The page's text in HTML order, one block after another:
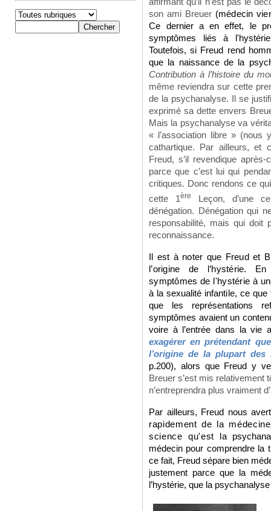
affirmant qu’il n’est pas le
son ami Breuer (médecin
Ce dernier a en effet, le
symptômes liés à
Toutefois, si Freud rend
que la naissance de la
Contribution à l’histoire du
même reviendra sur cette
de la psychanalyse. Il se
exprimé sa dette envers
Mais la psychanalyse va
« l’association libre » (nous
cathartique. Par ailleurs, et
Freud, s’il revendique
parce que c’est lui qui
critiques. Donc rendons ce
cette 1 ère
Leçon, d’une
dénégation. Dénégation qui
responsabilité, mais qui doit
reconnaissance.
Il est à noter que Freud et
l’origine de l’hystérie.
symptômes de l'hystérie à
à la sexualité infantile, ce
que les représentations
symptômes avaient un
voire à l’entrée dans la vie
exagérer en prétendant
l’origine de la plupart des
p.200), alors que Freud y
Breuer s’est mis relativement
n’entreprendra plus vraiment
Par ailleurs, Freud nous
rapidement de la
science qu'est la
médecin pour comprendre la
ce fait, Freud sépare bien
justement parce que la
l’hystérie, que la